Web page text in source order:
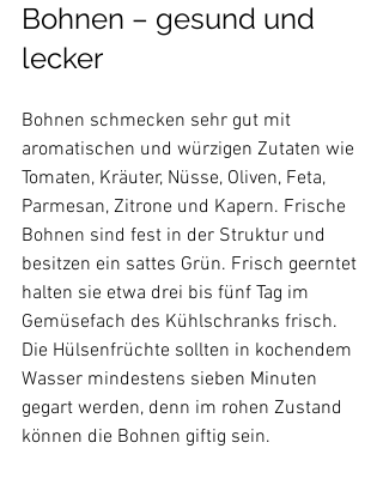
Bohnen – gesund und
lecker
Bohnen schmecken sehr gut mit
aromatischen und würzigen Zutaten wie
Tomaten, Kräuter, Nüsse, Oliven, Feta,
Parmesan, Zitrone und Kapern. Frische
Bohnen sind fest in der Struktur und
besitzen ein sattes Grün. Frisch geerntet
halten sie etwa drei bis fünf Tag im
Gemüsefach des Kühlschranks frisch.
Die Hülsenfrüchte sollten in kochendem
Wasser mindestens sieben Minuten
gegart werden, denn im rohen Zustand
können die Bohnen giftig sein.